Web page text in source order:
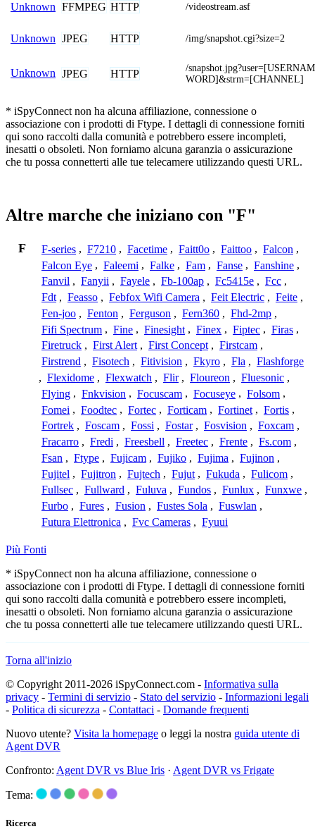
Unknown FFMPEG HTTP /videostream.asf
Unknown JPEG HTTP /img/snapshot.cgi?size=2
Unknown JPEG HTTP
/
WORD]&strm=[CHANNEL]
* iSpyConnect non ha alcuna affiliazione, connessione o
associazione con i prodotti di Ftype. I dettagli di connessione forniti
qui sono raccolti dalla comunità e potrebbero essere incompleti,
inesatti o obsoleti. Non forniamo alcuna garanzia o assicurazione
che tu possa connetterti alle tue telecamere utilizzando questi URL.
Altre marche che iniziano con "F"
F F-series , F7210 , Facetime , Faitt0o , Faittoo , Falcon ,
Falcon Eye , Faleemi , Falke , Fam , Fanse , Fanshine ,
Fanvil , Fanyii , Fayele , Fb-100ap , Fc5415e , Fcc ,
Fdt , Feasso , Febfox Wifi Camera , Feit Electric , Feite ,
Fen-joo , Fenton , Ferguson , Fern360 , Fhd-2mp ,
Fifi Spectrum , Fine , Finesight , Finex , Fiptec , Firas ,
Firetruck , First Alert , First Concept , Firstcam ,
Firstrend , Fisotech , Fitivision , Fkyro , Fla , Flashforge
, Flexidome , Flexwatch , Flir , Floureon , Fluesonic ,
Flying , Fnkvision , Focuscam , Focuseye , Folsom ,
Fomei , Foodtec , Fortec , Forticam , Fortinet , Fortis ,
Fortrek , Foscam , Fossi , Fostar , Fosvision , Foxcam ,
Fracarro , Fredi , Freesbell , Freetec , Frente , Fs.com ,
Fsan , Ftype , Fujicam , Fujiko , Fujima , Fujinon ,
Fujitel , Fujitron , Fujtech , Fujut , Fukuda , Fulicom ,
Fullsec , Fullward , Fuluva , Fundos , Funlux , Funxwe ,
Furbo , Fures , Fusion , Fustes Sola , Fuswlan ,
Futura Elettronica , Fvc Cameras , Fyuui
Più Fonti
* iSpyConnect non ha alcuna affiliazione, connessione o
associazione con i prodotti di Ftype. I dettagli di connessione forniti
qui sono raccolti dalla comunità e potrebbero essere incompleti,
inesatti o obsoleti. Non forniamo alcuna garanzia o assicurazione
che tu possa connetterti alle tue telecamere utilizzando questi URL.
Torna all'inizio
© Copyright 2011-2026 iSpyConnect.com - Informativa sulla
privacy - Termini di servizio - Stato del servizio - Informazioni legali
- Politica di sicurezza - Contattaci - Domande frequenti
Nuovo utente? Visita la homepage o leggi la nostra guida utente di
Agent DVR
Confronto: Agent DVR vs Blue Iris · Agent DVR vs Frigate
Tema:
Ricerca